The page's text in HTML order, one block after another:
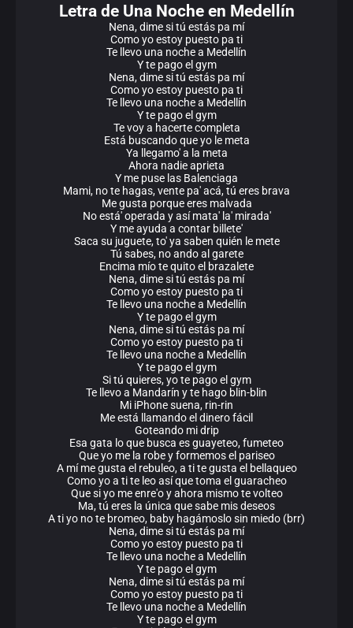
Letra de Una Noche en Medellín
Nena, dime si tú estás pa mí
Como yo estoy puesto pa ti
Te llevo una noche a Medellín
Y te pago el gym
Nena, dime si tú estás pa mí
Como yo estoy puesto pa ti
Te llevo una noche a Medellín
Y te pago el gym
Te voy a hacerte completa
Está buscando que yo le meta
Ya llegamo' a la meta
Ahora nadie aprieta
Y me puse las Balenciaga
Mami, no te hagas, vente pa' acá, tú eres brava
Me gusta porque eres malvada
No está' operada y así mata' la' mirada'
Y me ayuda a contar billete'
Saca su juguete, to' ya saben quién le mete
Tú sabes, no ando al garete
Encima mío te quito el brazalete
Nena, dime si tú estás pa mí
Como yo estoy puesto pa ti
Te llevo una noche a Medellín
Y te pago el gym
Nena, dime si tú estás pa mí
Como yo estoy puesto pa ti
Te llevo una noche a Medellín
Y te pago el gym
Si tú quieres, yo te pago el gym
Te llevo a Mandarín y te hago blin-blin
Mi iPhone suena, rin-rin
Me está llamando el dinero fácil
Goteando mi drip
Esa gata lo que busca es guayeteo, fumeteo
Que yo me la robe y formemos el pariseo
A mí me gusta el rebuleo, a ti te gusta el bellaqueo
Como yo a ti te leo así que toma el guaracheo
Que si yo me enre'o y ahora mismo te volteo
Ma, tú eres la única que sabe mis deseos
A ti yo no te bromeo, baby hagámoslo sin miedo (brr)
Nena, dime si tú estás pa mí
Como yo estoy puesto pa ti
Te llevo una noche a Medellín
Y te pago el gym
Nena, dime si tú estás pa mí
Como yo estoy puesto pa ti
Te llevo una noche a Medellín
Y te pago el gym